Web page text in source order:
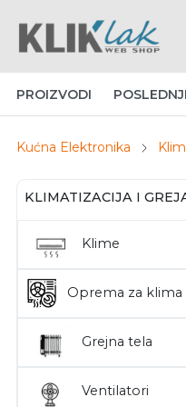
PROIZVODI
Kućna Elektronika
KLIMATIZACIJA I
Klime
Oprema za klima
Grejna tela
Ventilatori